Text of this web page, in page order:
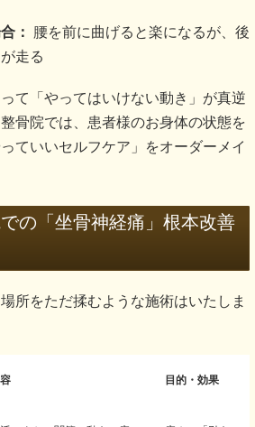
：
腰を前に曲げると楽になるが、後
走る
て「やってはいけない動き」が真逆
骨院では、患者様のお身体の状態を
ていいセルフケア」をオーダーメイ
の「坐骨神経痛」根本改善
所をただ揉むような施術はいたしま
目的・効果